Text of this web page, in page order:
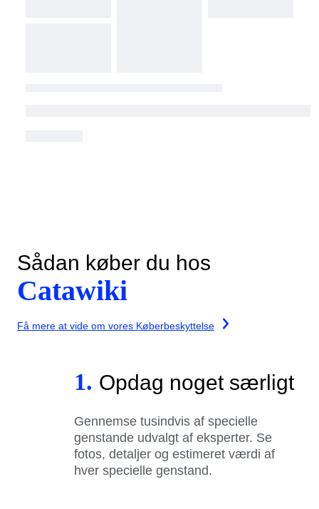
Sådan køber du hos
Catawiki
Få mere at vide om vores Køberbeskyttelse
1. Opdag noget særligt
Gennemse tusindvis af specielle
genstande udvalgt af eksperter. Se
fotos, detaljer og estimeret værdi af
hver specielle genstand.